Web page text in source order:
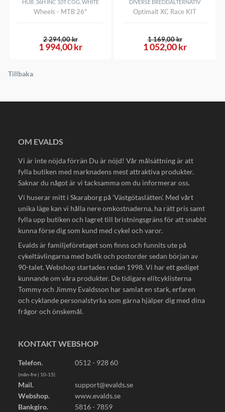
HUB, 36H INC 10T COG, WHITE
Wheels - MTB 26"
1 994,00 kr
2 294,00 kr
DIVERSE BREDDALTERNATIV
Optimalt XC Race KIT
1 052,00 kr
1 169,00 kr
Tillbaka
OM EVALDS
Vi är inte nöjda förrän Du är nöjd! Vår målsättning är att
fylla butiken med marknadens mest attraktiva produkter.
Saknar du något är vi tacksamma om du informerar oss.
Vi huserar mitt i Skaraborg på 'Västgötaslätten'. Med vårt
unika läge kan vi hålla nere omkostnaderna, ha rätt pris samt
fylla upp butiken och lagret till bristningsgräns för att snabbt
kunna förse dig som kund med cykel och varor.
Evalds är familjeföretaget som finns och funnits ute på
cykeltävlingarna med butik och postorder sedan början av
90-talet. Webshop startades redan 1998. Vi har ett gediget
kunnande om våra produkter. De tidigare elitcyklisterna
Tommy och Jimmy Evaldsson har samlat en stark, erfaren
och cyklande personalstyrka som gärna hjälper dig med dina
frågor och önskemål.
KONTAKT WEBSHOP
Telefon. 0512 - 928 60
(mån-fre | 10-15)
Mail.
support@evalds.se
Webshop.
www.evalds.se
Bankgiro.
5816 - 7859